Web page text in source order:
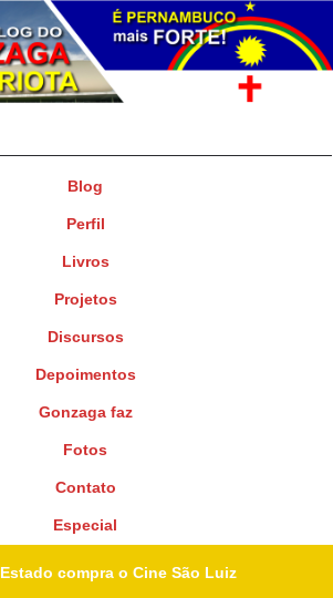
Blog
Perfil
Livros
Projetos
Discursos
Depoimentos
Gonzaga faz
Fotos
Contato
Especial
Estado compra o Cine São Luiz